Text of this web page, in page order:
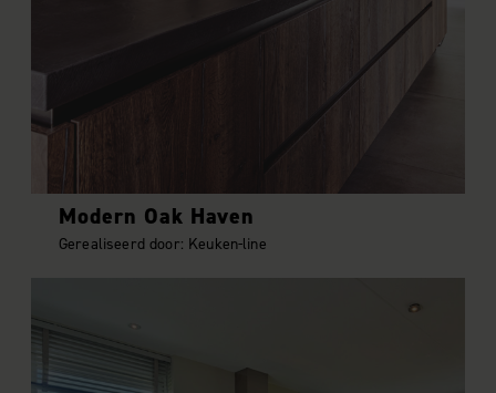
Modern Oak Haven
Gerealiseerd door: Keuken-line